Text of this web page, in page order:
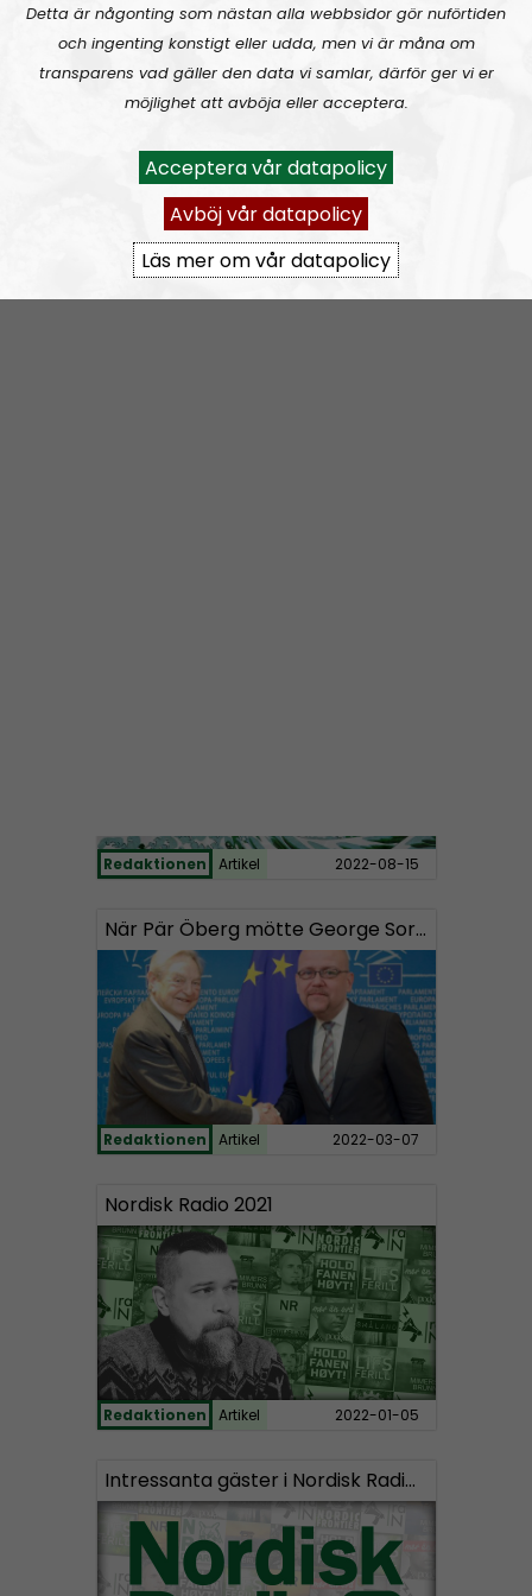
Nordisk Radio fungerar normalt igen
Redaktionen Artikel 2022-08-15
När Pär Öberg mötte George Soros
Redaktionen Artikel 2022-03-07
Nordisk Radio 2021
Redaktionen Artikel 2022-01-05
Intressanta gäster i Nordisk Radios program
Detta är någonting som nästan alla webbsidor gör nuförtiden
och ingenting konstigt eller udda, men vi är måna om
transparens vad gäller den data vi samlar, därför ger vi er
möjlighet att avböja eller acceptera.
Acceptera vår datapolicy
Avböj vår datapolicy
Läs mer om vår datapolicy